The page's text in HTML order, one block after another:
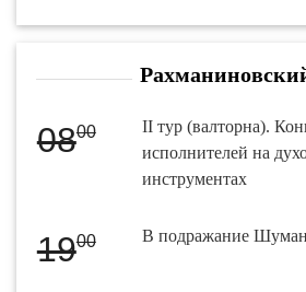
0800
II тур (валторна).
исполнителей на
инструментах
1900 В подражание